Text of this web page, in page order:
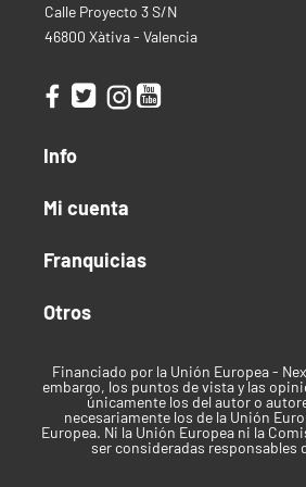
Calle Proyecto 3 S/N
46800 Xàtiva - Valencia
Info
Mi cuenta
Franquicias
Otros
Financiado por la Unión Europea -
embargo, los puntos de vista y las
únicamente los del autor o
necesariamente los de la Unión
Europea. Ni la Unión Europea ni la
ser consideradas responsables